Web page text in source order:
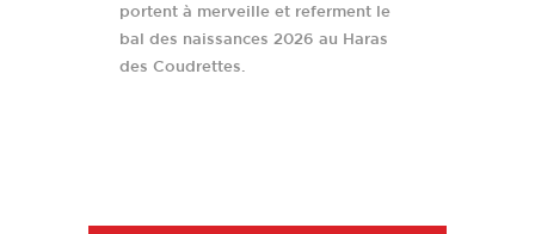
portent à merveille et referment le
bal des naissances 2026 au Haras
des Coudrettes.